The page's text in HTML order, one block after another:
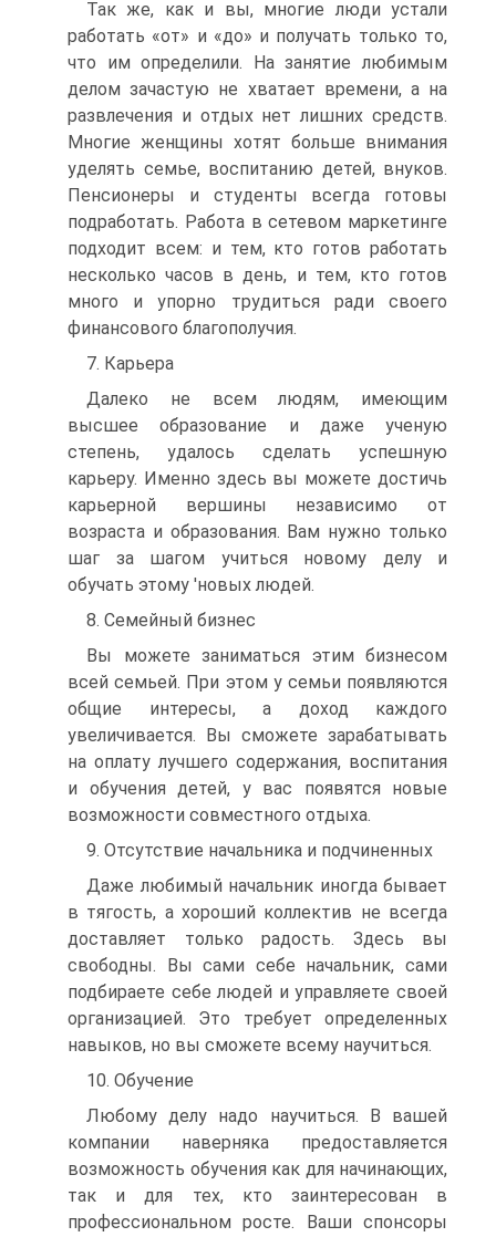
Так же, как и вы, многие люди устали
работать «от» и «до» и получать только то,
что им определили. На занятие любимым
делом зачастую не хватает времени, а на
развлечения и отдых нет лишних средств.
Многие женщины хотят больше внимания
уделять семье, воспитанию детей, внуков.
Пенсионеры и студенты всегда готовы
подработать. Работа в сетевом маркетинге
подходит всем: и тем, кто готов работать
несколько часов в день, и тем, кто готов
много и упорно трудиться ради своего
финансового благополучия.
7. Карьера
Далеко не всем людям, имеющим
высшее образование и даже ученую
степень, удалось сделать успешную
карьеру. Именно здесь вы можете достичь
карьерной вершины независимо от
возраста и образования. Вам нужно только
шаг за шагом учиться новому делу и
обучать этому 'новых людей.
8. Семейный бизнес
Вы можете заниматься этим бизнесом
всей семьей. При этом у семьи появляются
общие интересы, а доход каждого
увеличивается. Вы сможете зарабатывать
на оплату лучшего содержания, воспитания
и обучения детей, у вас появятся новые
возможности совместного отдыха.
9. Отсутствие начальника и подчиненных
Даже любимый начальник иногда бывает
в тягость, а хороший коллектив не всегда
доставляет только радость. Здесь вы
свободны. Вы сами себе начальник, сами
подбираете себе людей и управляете своей
организацией. Это требует определенных
навыков, но вы сможете всему научиться.
10. Обучение
Любому делу надо научиться. В вашей
компании наверняка предоставляется
возможность обучения как для начинающих,
так и для тех, кто заинтересован в
профессиональном росте. Ваши спонсоры